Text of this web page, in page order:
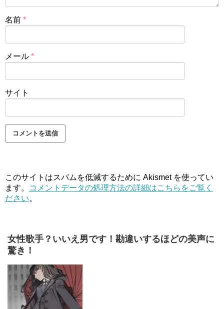
名前 *
メール *
サイト
このサイトはスパムを低減するために Akismet を使ってい
ます。
コメントデータの処理方法の詳細はこちらをご覧く
ださい。
女性歌手？いいえ男です！勘違いするほどの美声に
驚き！